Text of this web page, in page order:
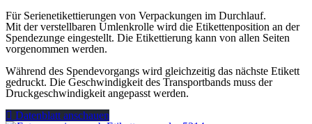
Für Serienetikettierungen von Verpackungen im Durchlauf.
Mit der verstellbaren Umlenkrolle wird die Etikettenposition an der
Spendezunge eingestellt. Die Etikettierung kann von allen Seiten
vorgenommen werden.
Während des Spendevorgangs wird gleichzeitig das nächste Etikett
gedruckt. Die Geschwindigkeit des Transportbands muss der
Druckgeschwindigkeit angepasst werden.
Datenblatt anschauen